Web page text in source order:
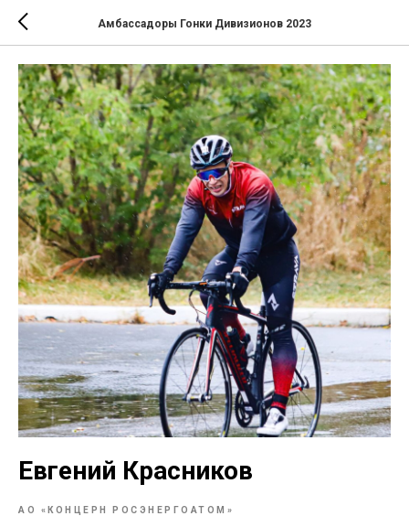
Амбассадоры Гонки Дивизионов 2023
Евгений Красников
АО «КОНЦЕРН РОСЭНЕРГОАТОМ»